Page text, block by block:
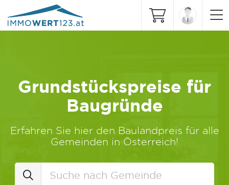
Grundstückspreise für
Baugründe
Erfahren Sie hier den Baulandpreis für alle
Gemeinden in Österreich!